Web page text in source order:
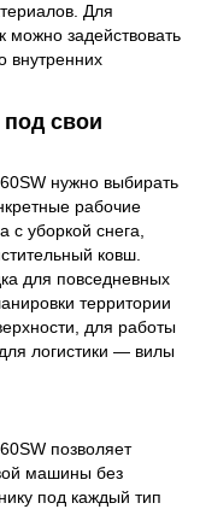
Для
можно задействовать
внутренних
свои
нужно выбирать
рабочие
с уборкой снега,
ковш.
для повседневных
территории
для работы
логистики — вилы
позволяет
машины без
под каждый тип